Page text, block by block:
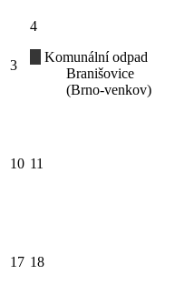
3
4
Komunální odpad
Branišovice
(Brno-venkov)
10 11
17 18